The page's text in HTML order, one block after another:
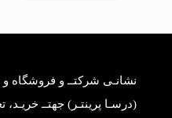
نشانـی شرکتــ و فروشگاه
(درسـا پرینتـر) جهتــ خریـد،